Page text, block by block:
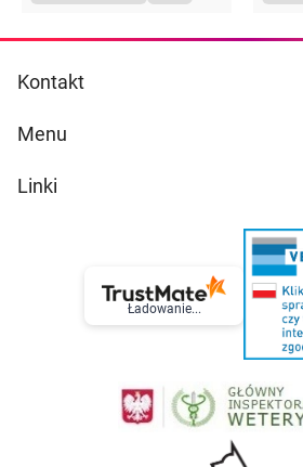
Kontakt
Menu
Linki
Ładowanie...